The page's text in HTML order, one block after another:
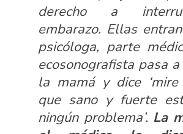
derecho a
embarazo. Ellas
psicóloga, parte
ecosonografista pasa
la mamá y dice
que sano y fuerte
ningún problema’. La